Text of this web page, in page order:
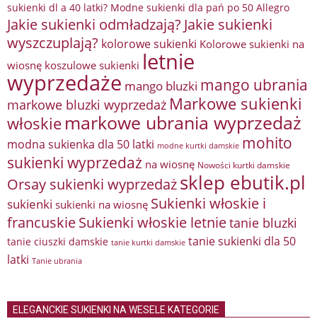
sukienki dl a 40 latki? Modne sukienki dla pań po 50 Allegro
Jakie sukienki odmładzają? Jakie sukienki
wyszczuplają? kolorowe sukienki Kolorowe sukienki na
wiosnę koszulowe sukienki letnie
wyprzedaże mango bluzki mango ubrania
markowe bluzki wyprzedaż Markowe sukienki
włoskie markowe ubrania wyprzedaż
modna sukienka dla 50 latki modne kurtki damskie mohito
sukienki wyprzedaż na wiosnę Nowości kurtki damskie
Orsay sukienki wyprzedażsklep ebutik.pl
sukienki sukienki na wiosnę Sukienki włoskie i
francuskieSukienki włoskie letnietanie bluzki
tanie ciuszki damskie tanie kurtki damskie tanie sukienki dla 50
latki Tanie ubrania
ELEGANCKIE SUKIENKI NA WESELE KATEGORIE